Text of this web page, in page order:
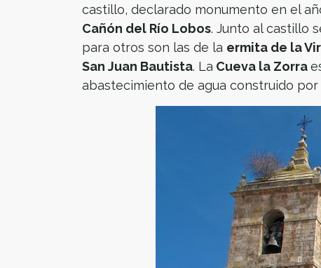
castillo, declarado monumento en el
Cañón del Río Lobos. Junto al castillo
para otros son las de la ermita de la
San Juan Bautista. La Cueva la Zorra
abastecimiento de agua construido por